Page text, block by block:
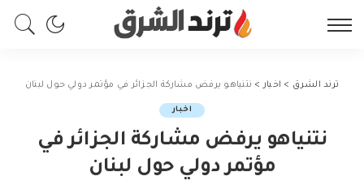
ترند الشرق > اخبار > نتنياهو يرفض مشاركة الجزائر في مؤتمر دولي حول لبنان
اخبار
نتنياهو يرفض مشاركة الجزائر في
مؤتمر دولي حول لبنان